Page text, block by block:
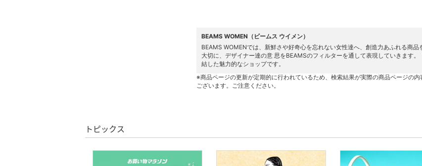
帽子
ヘアアクセサリー
BEAMS WOMEN（ビームス ウイメン）
BEAMS WOMENでは、新鮮さや好奇心を忘れない女性達へ、創造力あふれる商
大切に、デザイナー達の意 思をBEAMSのフィルターを通して表現していきます
結した魅力的なショップです。
※商品ページの更新が定期的に行われているため、検索結果が実際の商品ページの
ございます。ご注意ください。
トピックス